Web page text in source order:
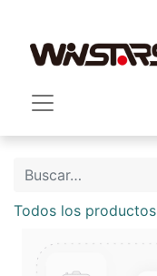
Todos los productos